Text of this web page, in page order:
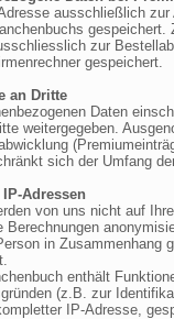
ausschließlich
zur
gespeichert.
an Dritte
Daten
weitergegeben.
sich der Umfang
Adressen
von uns nicht auf
Berechnungen
in Zusammenhang
enthält
(z.B. zur
IP-Adresse,